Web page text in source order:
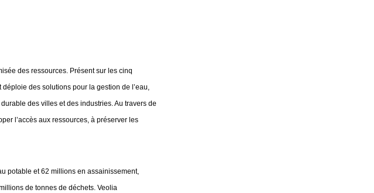
des ressources. Présent sur les cinq
des solutions pour la gestion de l’eau,
des villes et des industries. Au travers de
l’accès aux ressources, à préserver les
potable et 62 millions en assainissement,
de tonnes de déchets. Veolia